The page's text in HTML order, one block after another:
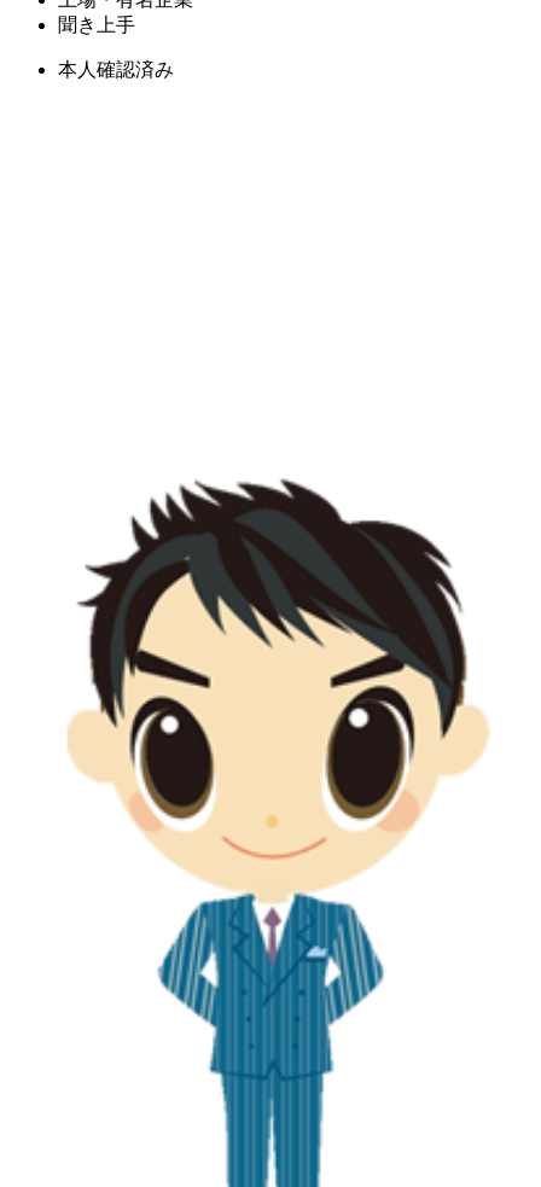
聞き上手
本人確認済み